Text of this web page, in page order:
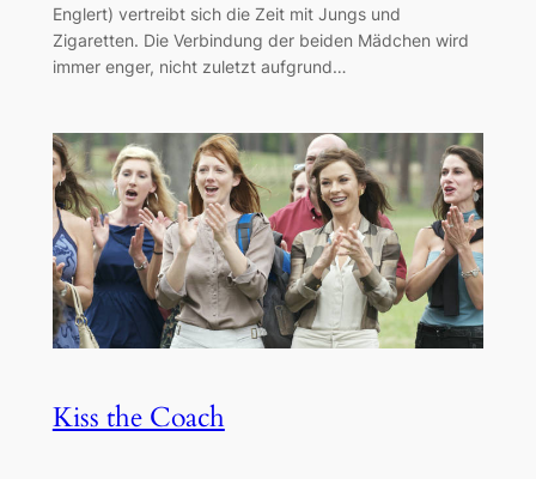
Englert) vertreibt sich die Zeit mit Jungs und
Zigaretten. Die Verbindung der beiden Mädchen wird
immer enger, nicht zuletzt aufgrund…
Kiss the Coach